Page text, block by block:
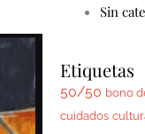
Sin
Etiquetas
50/50 bono
cuidados